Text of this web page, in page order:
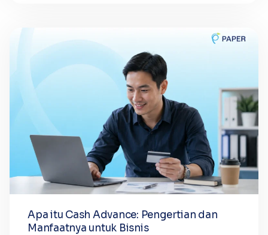
Apa itu Cash Advance: Pengertian dan
Manfaatnya untuk Bisnis